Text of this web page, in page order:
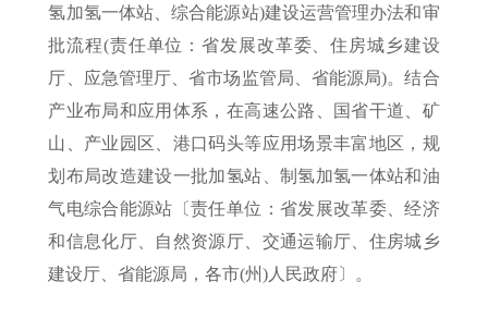
氢加氢一体站、综合能源站)建设运营管理办法和审
批流程(责任单位：省发展改革委、住房城乡建设
厅、应急管理厅、省市场监管局、省能源局)。结合
产业布局和应用体系，在高速公路、国省干道、矿
山、产业园区、港口码头等应用场景丰富地区，规
划布局改造建设一批加氢站、制氢加氢一体站和油
气电综合能源站〔责任单位：省发展改革委、经济
和信息化厅、自然资源厅、交通运输厅、住房城乡
建设厅、省能源局，各市(州)人民政府〕。